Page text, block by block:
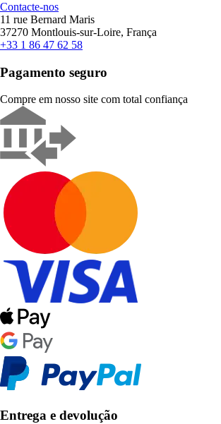
Contacte-nos
11 rue Bernard Maris
37270 Montlouis-sur-Loire, França
+33 1 86 47 62 58
Pagamento seguro
Compre em nosso site com total confiança
Entrega e devolução